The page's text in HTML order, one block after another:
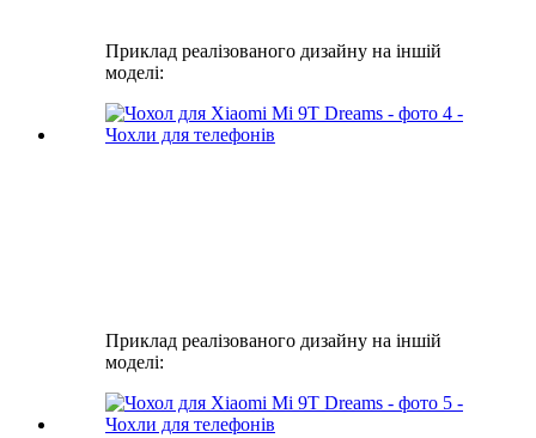
Приклад реалізованого дизайну на іншій
моделі:
Приклад реалізованого дизайну на іншій
моделі: